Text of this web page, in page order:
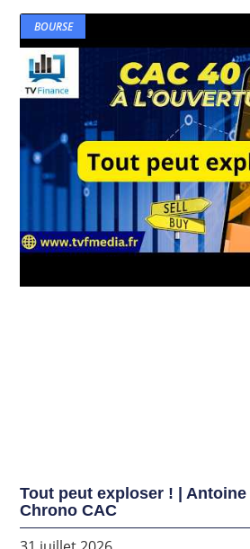
BOURSE
Tout peut exploser ! | Antoine
Chrono CAC